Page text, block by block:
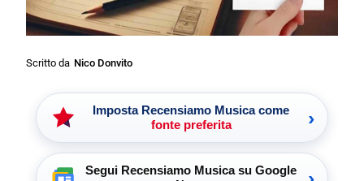
Scritto da Nico Donvito
Imposta Recensiamo Musica come
fonte preferita
›
Segui Recensiamo Musica su Google